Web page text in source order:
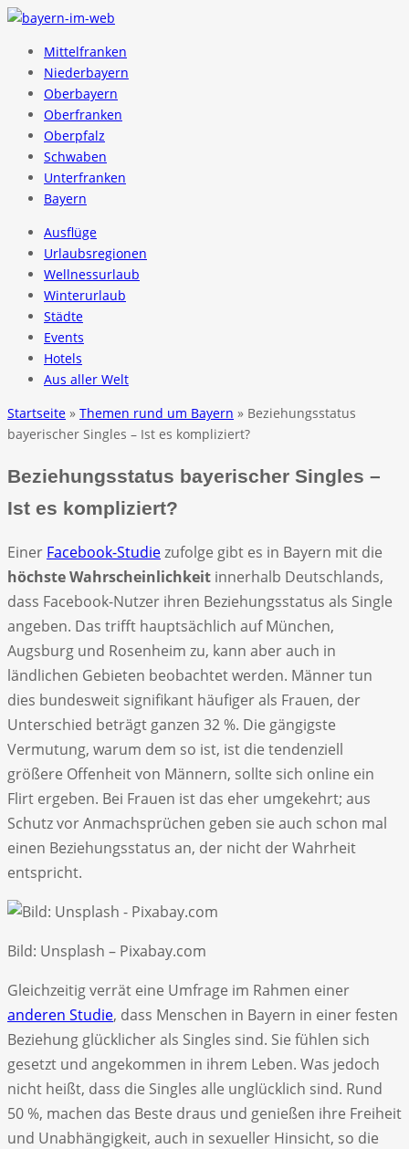
Mittelfranken
Niederbayern
Oberbayern
Oberfranken
Oberpfalz
Schwaben
Unterfranken
Bayern
Ausflüge
Urlaubsregionen
Wellnessurlaub
Winterurlaub
Städte
Events
Hotels
Aus aller Welt
Startseite » Themen rund um Bayern » Beziehungsstatus
bayerischer Singles – Ist es kompliziert?
Beziehungsstatus bayerischer Singles –
Ist es kompliziert?
Einer Facebook-Studiezufolge gibt es in Bayern mit die
höchste Wahrscheinlichkeit innerhalb Deutschlands,
dass Facebook-Nutzer ihren Beziehungsstatus als Single
angeben. Das trifft hauptsächlich auf München,
Augsburg und Rosenheim zu, kann aber auch in
ländlichen Gebieten beobachtet werden. Männer tun
dies bundesweit signifikant häufiger als Frauen, der
Unterschied beträgt ganzen 32 %. Die gängigste
Vermutung, warum dem so ist, ist die tendenziell
größere Offenheit von Männern, sollte sich online ein
Flirt ergeben. Bei Frauen ist das eher umgekehrt; aus
Schutz vor Anmachsprüchen geben sie auch schon mal
einen Beziehungsstatus an, der nicht der Wahrheit
entspricht.
Bild: Unsplash – Pixabay.com
Gleichzeitig verrät eine Umfrage im Rahmen einer
anderen Studie, dass Menschen in Bayern in einer festen
Beziehung glücklicher als Singles sind. Sie fühlen sich
gesetzt und angekommen in ihrem Leben. Was jedoch
nicht heißt, dass die Singles alle unglücklich sind. Rund
50 %, machen das Beste draus und genießen ihre Freiheit
und Unabhängigkeit, auch in sexueller Hinsicht, so die